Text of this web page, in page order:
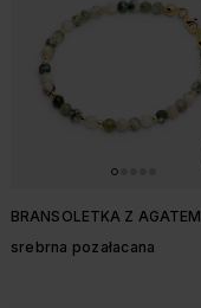
BRANSOLETKA Z AGATEM
srebrna pozałacana